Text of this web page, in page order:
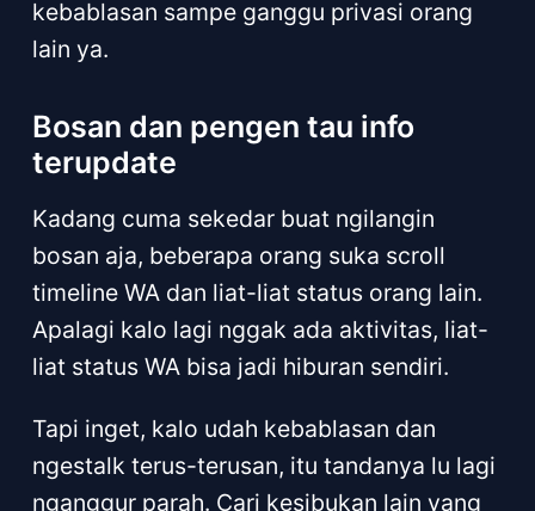
kebablasan sampe ganggu privasi orang
lain ya.
Bosan dan pengen tau info
terupdate
Kadang cuma sekedar buat ngilangin
bosan aja, beberapa orang suka scroll
timeline WA dan liat-liat status orang lain.
Apalagi kalo lagi nggak ada aktivitas, liat-
liat status WA bisa jadi hiburan sendiri.
Tapi inget, kalo udah kebablasan dan
ngestalk terus-terusan, itu tandanya lu lagi
nganggur parah. Cari kesibukan lain yang